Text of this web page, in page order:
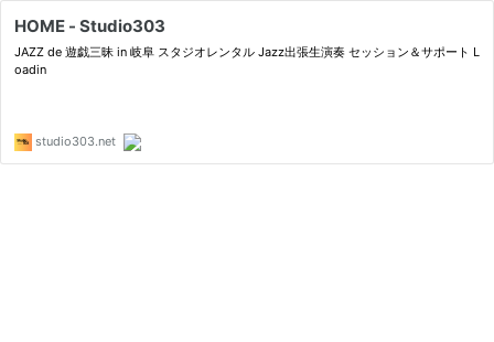
HOME - Studio303
JAZZ de 遊戯三昧 in 岐阜 スタジオレンタル Jazz出張生演奏 セッション＆サポート L
oadin
studio303.net